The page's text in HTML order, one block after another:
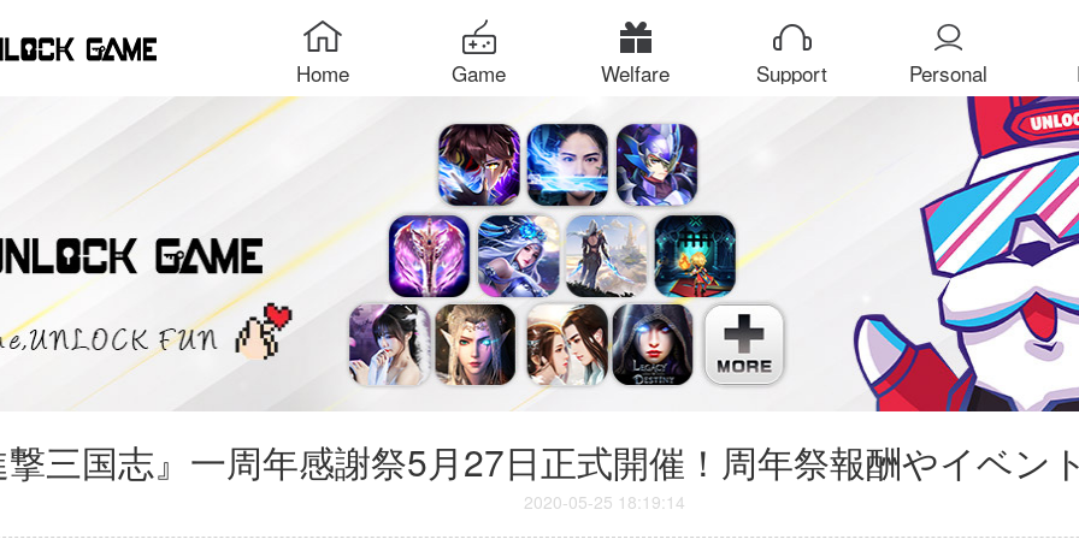
Home Game Welfare Support
Personal
Center
三国志』一周年感謝祭5月27日正式開催！周年祭報酬やイベン
2020-05-25 18:19:14